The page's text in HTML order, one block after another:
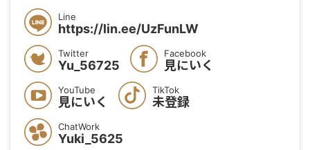
Line
https://lin.ee/UzFunLW
Twitter
Yu_56725
Facebook
見にいく
YouTube
見にいく
TikTok
未登録
ChatWork
Yuki_5625